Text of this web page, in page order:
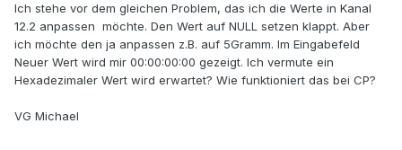
Ich stehe vor dem gleichen Problem, das ich die Werte in Kanal
12.2 anpassen möchte. Den Wert auf NULL setzen klappt. Aber
ich möchte den ja anpassen z.B. auf 5Gramm. Im Eingabefeld
Neuer Wert wird mir 00:00:00:00 gezeigt. Ich vermute ein
Hexadezimaler Wert wird erwartet? Wie funktioniert das bei CP?
VG Michael